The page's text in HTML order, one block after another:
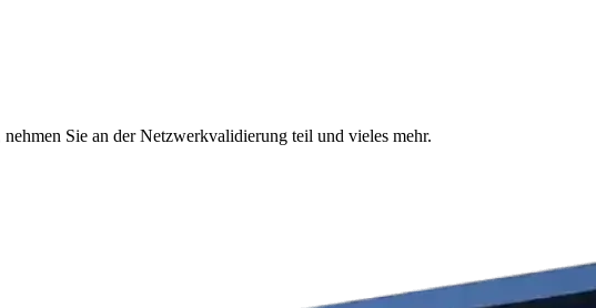
Sie an der Netzwerkvalidierung teil und vieles mehr.